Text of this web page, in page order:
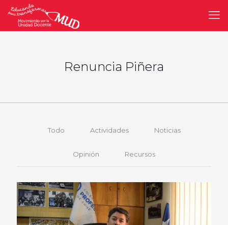
Renuncia Piñera
Todo Actividades Noticias
Opinión Recursos